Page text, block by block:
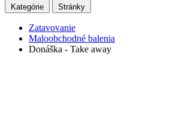
Kategórie Stránky
Zatavovanie
Maloobchodné balenia
Donáška - Take away